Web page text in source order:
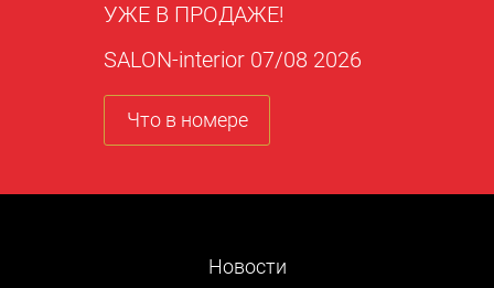
УЖЕ В ПРОДАЖЕ!
SALON-interior 07/08 2026
Что в номере
Новости